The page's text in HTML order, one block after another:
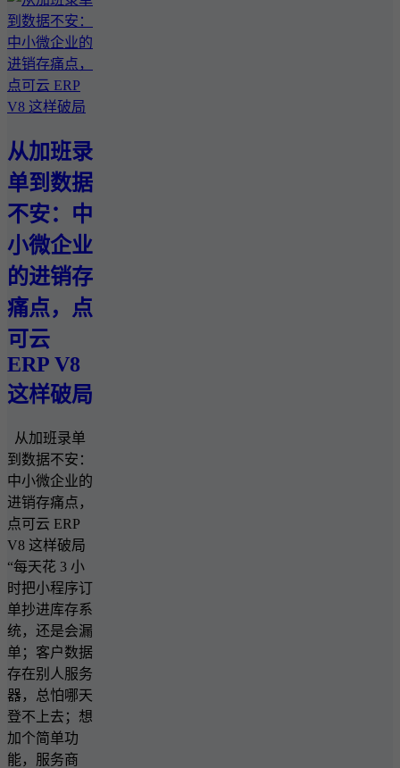
从加班录
单到数据
不安：中
小微企业
的进销存
痛点，点
可云
ERP V8
这样破局​
从加班录单
到数据不安：
中小微企业的
进销存痛点，
点可云 ERP
V8 这样破局
“每天花 3 小
时把小程序订
单抄进库存系
统，还是会漏
单；客户数据
存在别人服务
器，总怕哪天
登不上去；想
加个简单功
能，服务商